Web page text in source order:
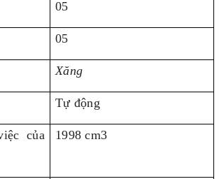
05
05
Xăng
Tự động
của
1998 cm3